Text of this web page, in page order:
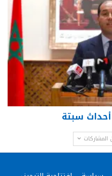
سبتة
المشاركات